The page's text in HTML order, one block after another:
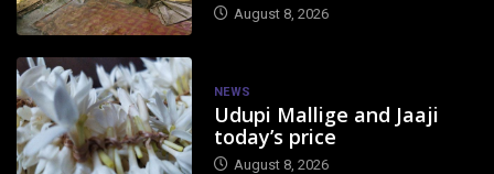
August 8, 2026
NEWS
Udupi Mallige and Jaaji
today’s price
August 8, 2026